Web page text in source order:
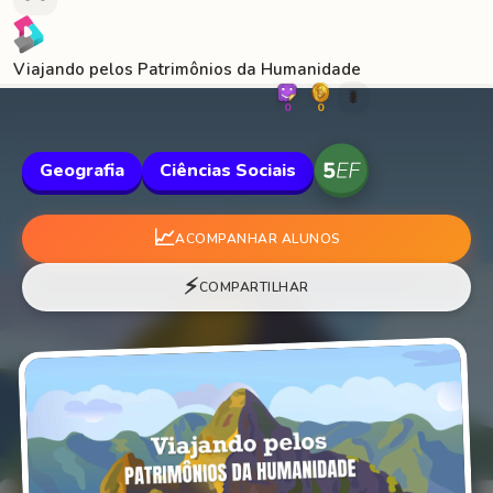
Viajando pelos Patrimônios da Humanidade
0 0 🐛
Geografia Ciências Sociais
📈ACOMPANHAR ALUNOS
⚡COMPARTILHAR